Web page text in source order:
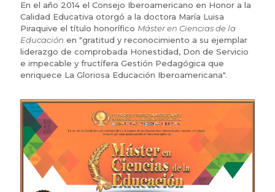
En el año 2014 el Consejo Iberoamericano en Honor a la
Calidad Educativa otorgó a la doctora María Luisa
Piraquive el título honorífico Máster en Ciencias de la
Educación en "gratitud y reconocimiento a su ejemplar
liderazgo de comprobada Honestidad, Don de Servicio
e impecable y fructífera Gestión Pedagógica que
enriquece La Gloriosa Educación Iberoamericana".